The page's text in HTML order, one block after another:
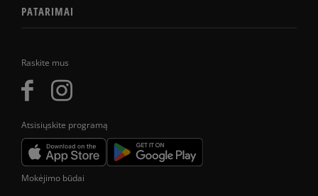
Raskite mus
Atsisiųskite programą
PATARIMAI
Mokėjimo būdai